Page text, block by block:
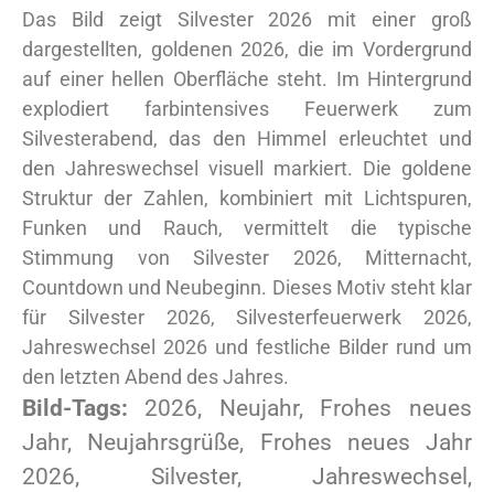
Das Bild zeigt Silvester 2026 mit einer groß
dargestellten, goldenen 2026, die im Vordergrund
auf einer hellen Oberfläche steht. Im Hintergrund
explodiert farbintensives Feuerwerk zum
Silvesterabend, das den Himmel erleuchtet und
den Jahreswechsel visuell markiert. Die goldene
Struktur der Zahlen, kombiniert mit Lichtspuren,
Funken und Rauch, vermittelt die typische
Stimmung von Silvester 2026, Mitternacht,
Countdown und Neubeginn. Dieses Motiv steht klar
für Silvester 2026, Silvesterfeuerwerk 2026,
Jahreswechsel 2026 und festliche Bilder rund um
den letzten Abend des Jahres.
Bild-Tags: 2026, Neujahr, Frohes neues
Jahr, Neujahrsgrüße, Frohes neues Jahr
2026, Silvester, Jahreswechsel,